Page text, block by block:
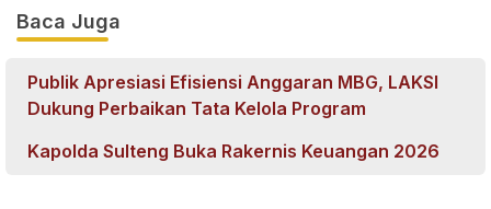
Baca Juga
Publik Apresiasi Efisiensi Anggaran MBG, LAKSI
Dukung Perbaikan Tata Kelola Program
Kapolda Sulteng Buka Rakernis Keuangan 2026